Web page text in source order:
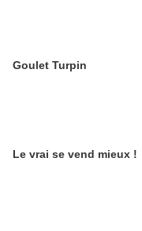
Goulet Turpin
Le vrai se vend mieux !